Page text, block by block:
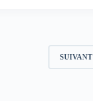
SUIVANT